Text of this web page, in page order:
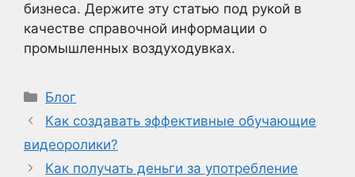
бизнеса. Держите эту статью под рукой в
качестве справочной информации о
промышленных воздуходувках.
Рубрики
Блог
Как создавать эффективные обучающие
видеоролики?
Как получать деньги за употребление